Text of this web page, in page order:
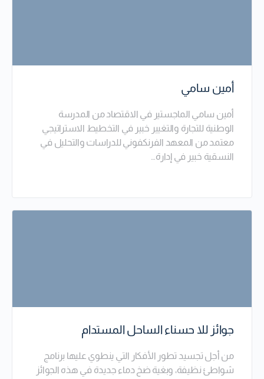
أمين سامي
أمين سامي الماجستير في الاقتصاد من المدرسة
الوطنية للتجارة والتغيير خبير في التخطيط الاستراتيجي
معتمد من المعهد الفرنكفوني للدراسات والتحليل في
النسقية خبير في إدارة…
جوائز للا حسناء الساحل المستدام
من أجل تجسيد تطور الأفكار التي ينطوي عليها برنامج
شواطئ نظيفة، وبغية ضخ دماء جديدة في هذه الجوائز